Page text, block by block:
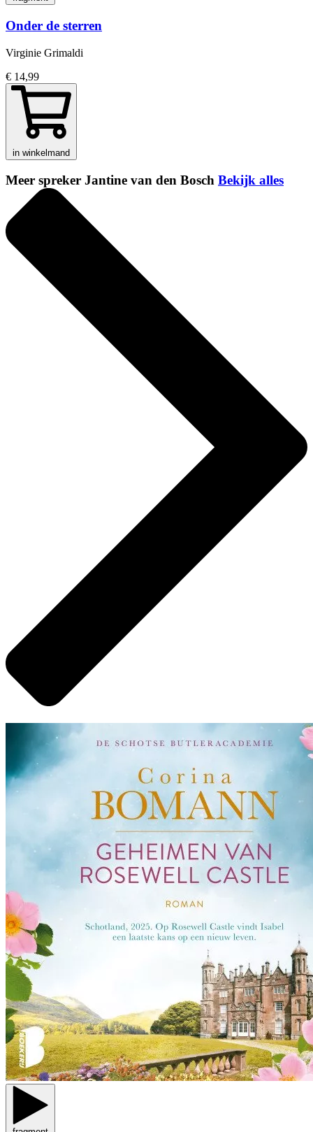
Onder de sterren
Virginie Grimaldi
€ 14,99
in winkelmand
Meer spreker Jantine van den Bosch Bekijk alles